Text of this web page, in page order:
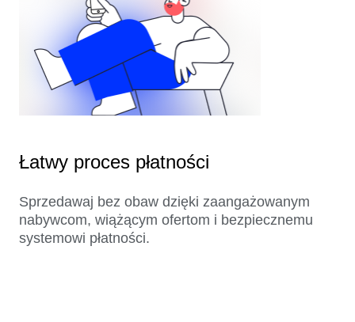
Łatwy proces płatności
Sprzedawaj bez obaw dzięki zaangażowanym
nabywcom, wiążącym ofertom i bezpiecznemu
systemowi płatności.